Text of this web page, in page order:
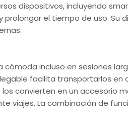
dispositivos, incluyendo
el tiempo de uso. Su
cómoda incluso en sesiones
facilita transportarlos en
convierten en un accesorio
viajes. La combinación de